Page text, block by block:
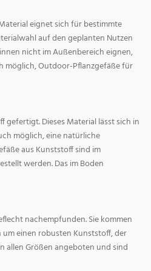
eignet sich für bestimmte
auf den geplanten Nutzen
nicht im Außenbereich eignen,
möglich, Outdoor-Pflanzgefäße für
Dieses Material lässt sich in
möglich, eine natürliche
aus Kunststoff sind im
werden. Das im Boden
nachempfunden. Sie kommen
einen robusten Kunststoff, der
allen Größen angeboten und sind